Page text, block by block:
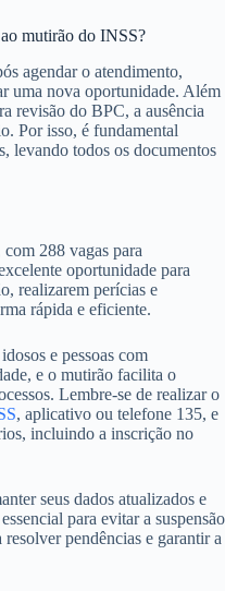
mutirão do INSS?
agendar o atendimento,
uma nova oportunidade. Além
revisão do BPC, a ausência
Por isso, é fundamental
levando todos os documentos
288 vagas para
oportunidade para
realizarem perícias e
rápida e eficiente.
e pessoas com
e o mutirão facilita o
Lembre-se de realizar o
, aplicativo ou telefone 135, e
incluindo a inscrição no
seus dados atualizados e
para evitar a suspensão
pendências e garantir a